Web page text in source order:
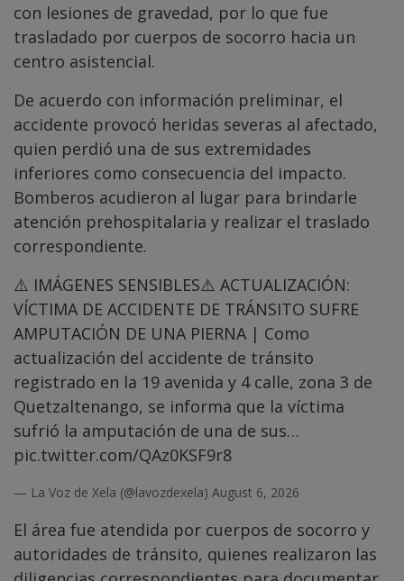
con lesiones de gravedad, por lo que fue
trasladado por cuerpos de socorro hacia un
centro asistencial.
De acuerdo con información preliminar, el
accidente provocó heridas severas al afectado,
quien perdió una de sus extremidades
inferiores como consecuencia del impacto.
Bomberos acudieron al lugar para brindarle
atención prehospitalaria y realizar el traslado
correspondiente.
⚠️ IMÁGENES SENSIBLES⚠️ ACTUALIZACIÓN:
VÍCTIMA DE ACCIDENTE DE TRÁNSITO SUFRE
AMPUTACIÓN DE UNA PIERNA | Como
actualización del accidente de tránsito
registrado en la 19 avenida y 4 calle, zona 3 de
Quetzaltenango, se informa que la víctima
sufrió la amputación de una de sus…
pic.twitter.com/QAz0KSF9r8
— La Voz de Xela (@lavozdexela) August 6, 2026
El área fue atendida por cuerpos de socorro y
autoridades de tránsito, quienes realizaron las